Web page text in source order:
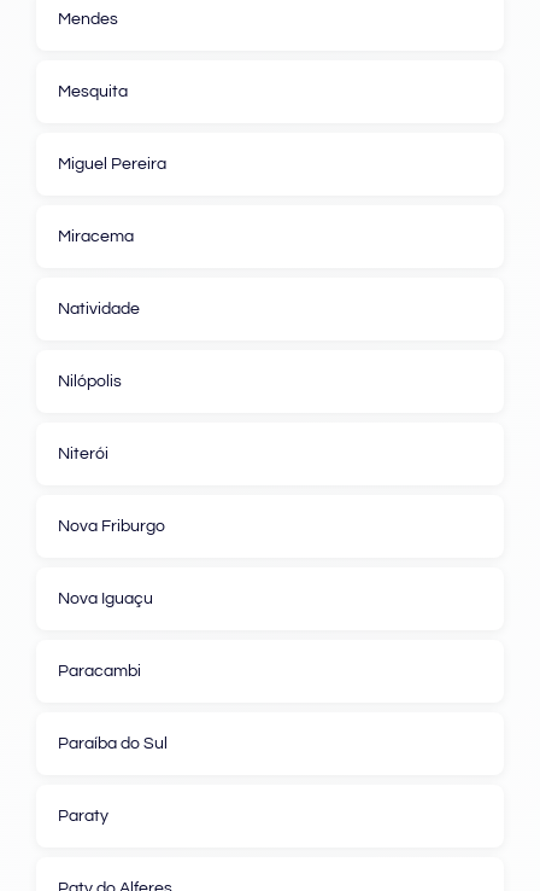
Mendes
Mesquita
Miguel Pereira
Miracema
Natividade
Nilópolis
Niterói
Nova Friburgo
Nova Iguaçu
Paracambi
Paraíba do Sul
Paraty